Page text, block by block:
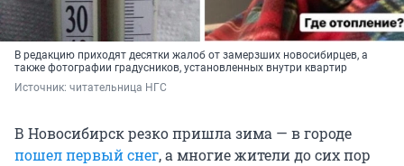
В редакцию приходят десятки жалоб от замерзших новосибирцев, а
также фотографии градусников, установленных внутри квартир
Источник: читательница НГС
В Новосибирск резко пришла зима — в городе
пошел первый снег, а многие жители до сих пор